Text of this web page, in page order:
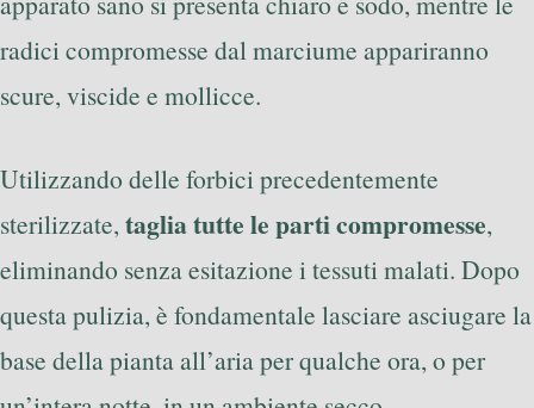
radici compromesse dal marciume appariranno
scure, viscide e mollicce.
Utilizzando delle forbici precedentemente
sterilizzate, taglia tutte le parti compromesse,
eliminando senza esitazione i tessuti malati. Dopo
questa pulizia, è fondamentale lasciare asciugare la
base della pianta all’aria per qualche ora, o per